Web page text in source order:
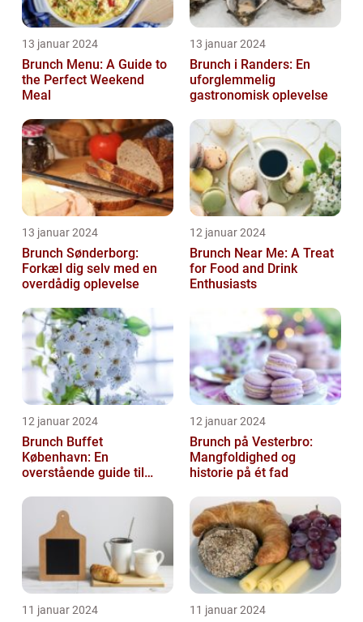
13 januar 2024
Brunch Menu: A Guide to
the Perfect Weekend
Meal
13 januar 2024
Brunch i Randers: En
uforglemmelig
gastronomisk oplevelse
13 januar 2024
Brunch Sønderborg:
Forkæl dig selv med en
overdådig oplevelse
12 januar 2024
Brunch Near Me: A Treat
for Food and Drink
Enthusiasts
12 januar 2024
Brunch Buffet
København: En
overstående guide til
12 januar 2024
Brunch på Vesterbro:
Mangfoldighed og
historie på ét fad
11 januar 2024 11 januar 2024